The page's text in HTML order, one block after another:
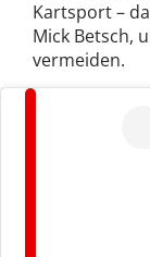
Kartsport –
Mick Betsch,
vermeiden.